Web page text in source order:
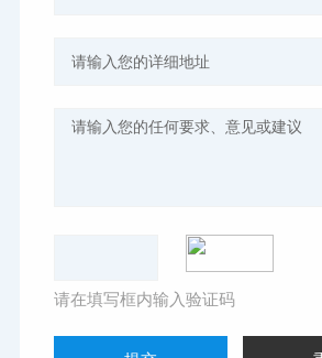
请在填写框内输入验证码